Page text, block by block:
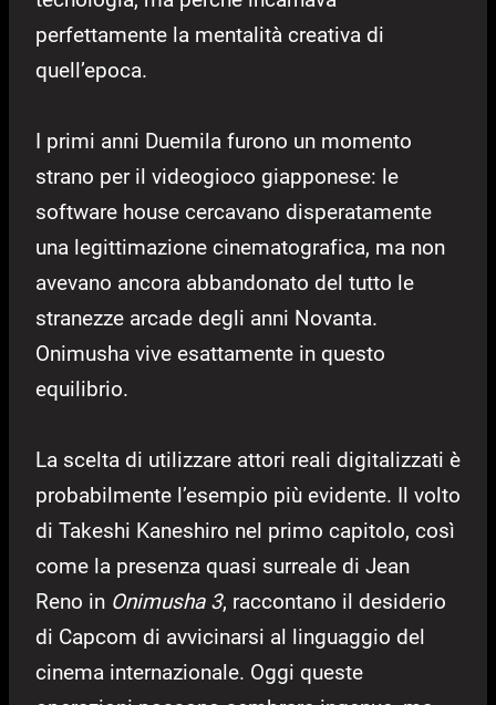
perfettamente la mentalità creativa di
quell’epoca.
I primi anni Duemila furono un momento
strano per il videogioco giapponese: le
software house cercavano disperatamente
una legittimazione cinematografica, ma non
avevano ancora abbandonato del tutto le
stranezze arcade degli anni Novanta.
Onimusha vive esattamente in questo
equilibrio.
La scelta di utilizzare attori reali digitalizzati è
probabilmente l’esempio più evidente. Il volto
di Takeshi Kaneshiro nel primo capitolo, così
come la presenza quasi surreale di Jean
Reno in Onimusha 3, raccontano il desiderio
di Capcom di avvicinarsi al linguaggio del
cinema internazionale. Oggi queste